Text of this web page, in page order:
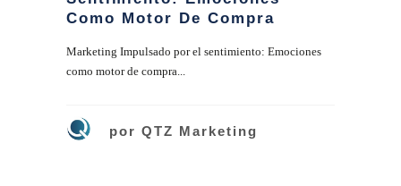
Como Motor De Compra
Marketing Impulsado por el sentimiento: Emociones
como motor de compra...
por QTZ Marketing